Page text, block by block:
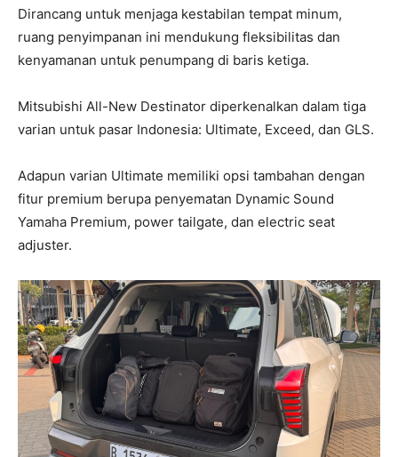
Dirancang untuk menjaga kestabilan tempat minum,
ruang penyimpanan ini mendukung fleksibilitas dan
kenyamanan untuk penumpang di baris ketiga.
Mitsubishi All-New Destinator diperkenalkan dalam tiga
varian untuk pasar Indonesia: Ultimate, Exceed, dan GLS.
Adapun varian Ultimate memiliki opsi tambahan dengan
fitur premium berupa penyematan Dynamic Sound
Yamaha Premium, power tailgate, dan electric seat
adjuster.